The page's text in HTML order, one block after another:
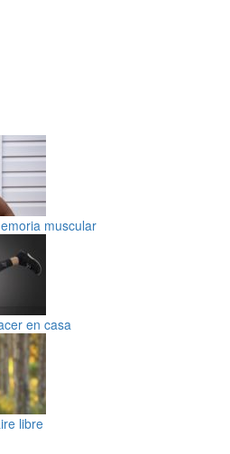
muscular
en casa
libre